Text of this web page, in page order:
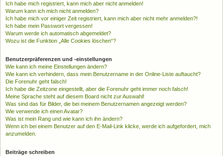
Ich habe mich registriert, kann mich aber nicht anmelden!
Warum kann ich mich nicht anmelden?
Ich habe mich vor einiger Zeit registriert, kann mich aber nicht mehr anmelden?!
Ich habe mein Passwort vergessen!
Warum werde ich automatisch abgemeldet?
Wozu ist die Funktion „Alle Cookies löschen“?
Benutzerpräferenzen und -einstellungen
Wie kann ich meine Einstellungen ändern?
Wie kann ich verhindern, dass mein Benutzername in der Online-Liste auftaucht?
Die Forenuhr geht falsch!
Ich habe die Zeitzone eingestellt, aber die Forenuhr geht immer noch falsch!
Meine Sprache steht auf diesem Board nicht zur Auswahl!
Was sind das für Bilder, die bei meinem Benutzernamen angezeigt werden?
Wie verwende ich einen Avatar?
Was ist mein Rang und wie kann ich ihn ändern?
Wenn ich bei einem Benutzer auf den E-Mail-Link klicke, werde ich aufgefordert, mich
anzumelden.
Beiträge schreiben